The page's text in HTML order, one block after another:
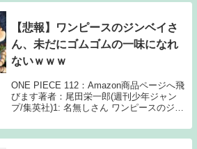
【悲報】ワンピースのジンベイさ
ん、未だにゴムゴムの一味になれ
ないｗｗｗ
ONE PIECE 112：Amazon商品ページへ飛
びます著者：尾田栄一郎(週刊少年ジャン
プ/集英社)1: 名無しさん ワンピースのジン
仲間になれたら行けたら行くみたいなこと
ばっか言ってるけど 2: ...